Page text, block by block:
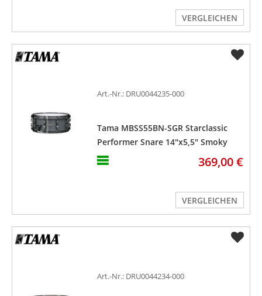
VERGLEICHEN
Art.-Nr.: DRU0044235-000
Tama MBSS55BN-SGR Starclassic
Performer Snare 14"x5,5" Smoky
Gray
369,00 €
VERGLEICHEN
Art.-Nr.: DRU0044234-000